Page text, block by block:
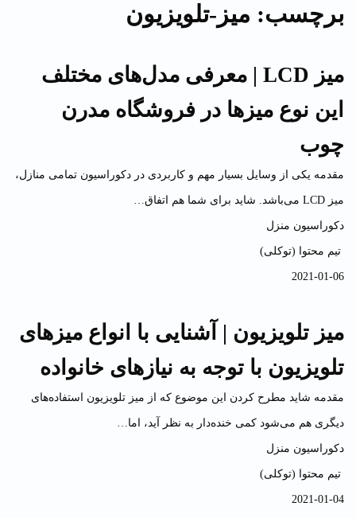
برچسب: میز-تلویزیون
میز LCD | معرفی مدل‌های مختلف
این نوع میزها در فروشگاه مدرن
چوب
مقدمه یکی از وسایل بسیار مهم و کاربردی در دکوراسیون تمامی منازل،
میز LCD می‌باشد. شاید برای شما هم اتفاق…
دکوراسیون منزل
تیم محتوا (توکلی)
2021-01-06
میز تلویزیون | آشنایی با انواع میزهای
تلویزیون با توجه به نیازهای خانواده
مقدمه شاید مطرح کردن این موضوع که از میز تلویزیون استفاده‌های
دیگری هم می‌شود کمی خنده‌دار به نظر آید، اما…
دکوراسیون منزل
تیم محتوا (توکلی)
2021-01-04